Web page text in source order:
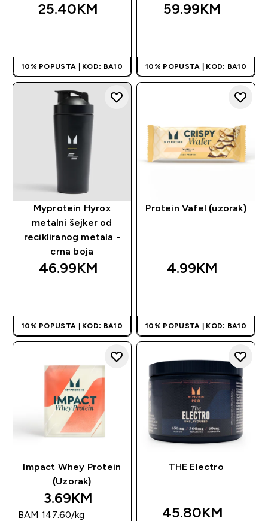
25.40KM‎
10% POPUSTA | KOD: BA10
59.99KM‎
10% POPUSTA | KOD: BA10
Myprotein Hyrox
metalni šejker od
recikliranog metala -
crna boja
46.99KM‎
10% POPUSTA | KOD: BA10
Protein Vafel (uzorak)
4.99KM‎
10% POPUSTA | KOD: BA10
Impact Whey Protein
(Uzorak)
3.69KM‎
BAM 147.60‎/kg
THE Electro
45.80KM‎